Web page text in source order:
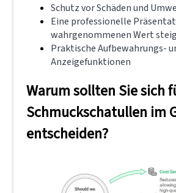
Schutz vor Schäden und
Eine professionelle
wahrgenommenen Wert
Praktische Aufbewahrungs-
Anzeigefunktionen
Warum sollten Sie sich
Schmuckschatullen im
entscheiden?